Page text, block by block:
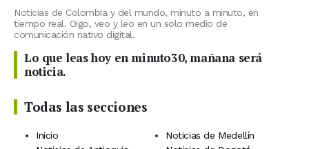
Noticias de Colombia y del mundo, minuto a minuto, en
tiempo real. Oigo, veo y leo en un solo medio de
comunicación nativo digital.
Lo que leas hoy en minuto30, mañana será
noticia.
Todas las secciones
Inicio
Noticias de Medellín